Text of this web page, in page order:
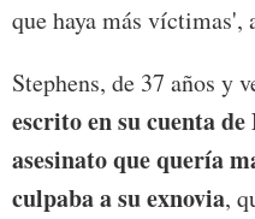
que haya más víctimas',
Stephens, de 37 años y
escrito en su cuenta de
asesinato que quería
culpaba a su exnovia,